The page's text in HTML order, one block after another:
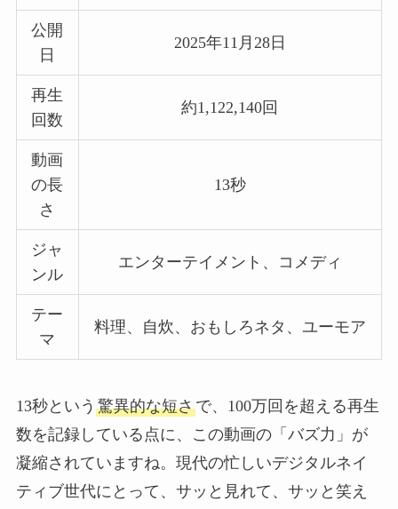
公開
日
2025年11月28日
再生
回数
約1,122,140回
動画
の長
さ
13秒
ジャ
ンル
エンターテイメント、コメディ
テー
マ
料理、自炊、おもしろネタ、ユーモア
13秒という 驚異的な短さで、100万回を超える再生
数を記録している点に、この動画の「バズ力」が
凝縮されていますね。現代の忙しいデジタルネイ
ティブ世代にとって、サッと見れて、サッと笑え